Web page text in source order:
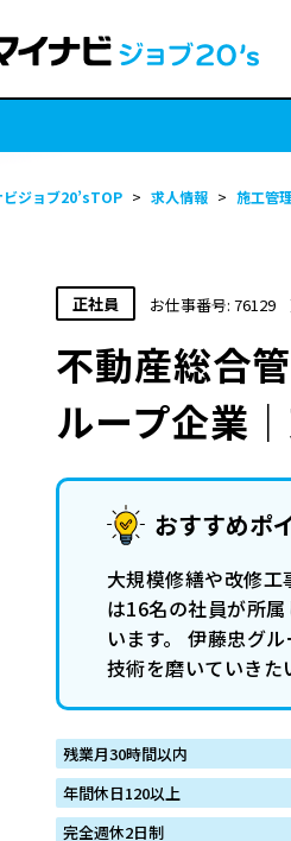
ビジョブ20’sTOP > 求人情報 > 施工管
正社員 お仕事番号: 76129
不動産総合
ループ企業
おすすめポ
大規模修繕や改修
は16名の社員が所
います。 伊藤忠グ
技術を磨いていきた
残業月30時間以内
年間休日120以上
完全週休2日制